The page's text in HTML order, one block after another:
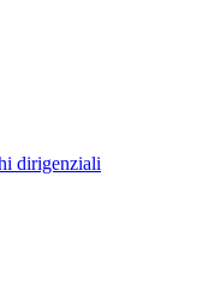
dirigenziali